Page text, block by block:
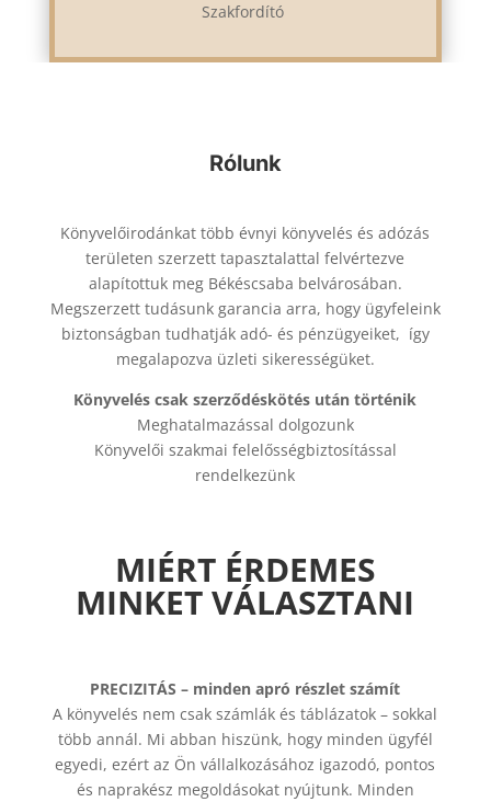
Szakfordító
Rólunk
Könyvelőirodánkat több évnyi könyvelés és adózás
területen szerzett tapasztalattal felvértezve
alapítottuk meg Békéscsaba belvárosában.
Megszerzett tudásunk garancia arra, hogy ügyfeleink
biztonságban tudhatják adó- és pénzügyeiket, így
megalapozva üzleti sikerességüket.
Könyvelés csak szerződéskötés után történik
Meghatalmazással dolgozunk
Könyvelői szakmai felelősségbiztosítással
rendelkezünk
MIÉRT ÉRDEMES
MINKET VÁLASZTANI
PRECIZITÁS – minden apró részlet számít
A könyvelés nem csak számlák és táblázatok – sokkal
több annál. Mi abban hiszünk, hogy minden ügyfél
egyedi, ezért az Ön vállalkozásához igazodó, pontos
és naprakész megoldásokat nyújtunk. Minden